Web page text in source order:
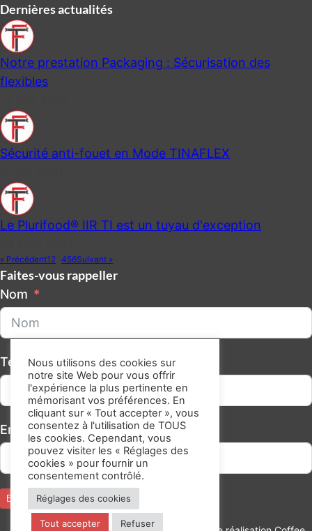
Dernières actualités
Notre prestation Packaging : Sécurisation des
flexibles
Sécurité anti-fouet en Mode TINAFLEX
Le Plurifood® IIR TI est un tuyau d'exception
« Précédent1 2 456Suivant »
Faites-vous rappeller
Nom
Téléphone/GSM
Email
Envoyer
Nous utilisons des cookies sur
notre site Web pour vous offrir
l'expérience la plus pertinente en
mémorisant vos préférences. En
cliquant sur « Tout accepter », vous
consentez à l'utilisation de TOUS
les cookies. Cependant, vous
pouvez visiter les « Réglages des
cookies » pour fournir un
consentement contrôlé.
Réglages des cookies
Tout accepter Refuser